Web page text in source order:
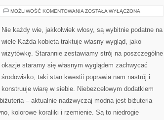
MOŻLIWOŚĆ KOMENTOWANIA KAŻDA
WYGLĄD,
WIZYTÓWKĘ.
DOBIERAMY
ZOSTAŁA WYŁĄCZONA
Nie każdy wie, jakkolwiek włosy, są wybitnie podatne na
wiele Każda kobieta traktuje własny wygląd, jako
wizytówkę. Starannie zestawiamy strój na poszczególne
okazje staramy się własnym wyglądem zachwycać
środowisko, taki stan kwestii poprawia nam nastrój i
konstruuje wiarę w siebie. Niebezcelowym dodatkiem
– aktualnie nadzwyczaj modna jest biżuteria
kolorowe koraliki i rzemienie. Są to niedrogie